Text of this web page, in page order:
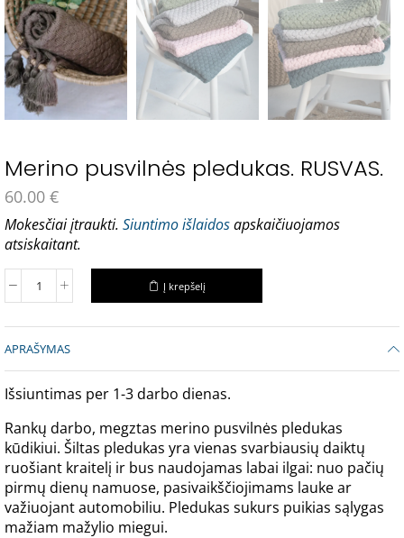
Merino pusvilnės pledukas. RUSVAS.
60.00 €
Mokesčiai įtraukti. Siuntimo išlaidosapskaičiuojamos
atsiskaitant.
Į krepšelį
APRAŠYMAS
Išsiuntimas per 1-3 darbo dienas.
Rankų darbo, megztas merino pusvilnės pledukas
kūdikiui. Šiltas pledukas yra vienas svarbiausių daiktų
ruošiant kraitelį ir bus naudojamas labai ilgai: nuo pačių
pirmų dienų namuose, pasivaikščiojimams lauke ar
važiuojant automobiliu. Pledukas sukurs puikias sąlygas
mažiam mažylio miegui.